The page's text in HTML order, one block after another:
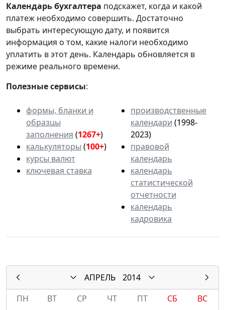
Календарьбухгалтера подскажет, когда и какой
платеж необходимо совершить. Достаточно
выбрать интересующую дату, и появится
информация о том, какие налоги необходимо
уплатить в этот день. Календарь обновляется в
режиме реального времени.
Полезные сервисы:
формы, бланки и
образцы
заполнения (1267+)
калькуляторы (100+)
курсы валют
ключевая ставка
производственные
календари (1998-
2023)
правовой
календарь
календарь
статистической
отчетности
календарь
кадровика
АПРЕЛЬ
2014
ПН
ВТ СР ЧТ ПТ СБ
ВС